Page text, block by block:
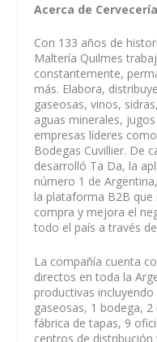
Acerca de
Con 133 años de
Maltería Quilmes
constantemente,
más. Elabora,
gaseosas, vinos,
aguas minerales,
empresas líderes
Bodegas Cuvillier. De
desarrolló Ta Da, la
número 1 de
la plataforma B2B que
compra y mejora el
todo el país a través
La compañía cuenta
directos en toda la
productivas
gaseosas, 1 bodega,
fábrica de tapas, 9
centros de